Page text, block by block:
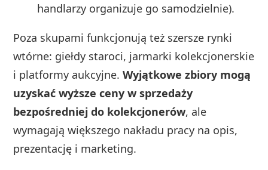
handlarzy organizuje go samodzielnie).
Poza skupami funkcjonują też szersze rynki
wtórne: giełdy staroci, jarmarki kolekcjonerskie
i platformy aukcyjne.Wyjątkowe zbiory mogą
uzyskać wyższe ceny w sprzedaży
bezpośredniej do kolekcjonerów, ale
wymagają większego nakładu pracy na opis,
prezentację i marketing.